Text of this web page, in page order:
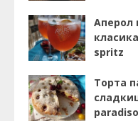
Аперол
spritz
Торта